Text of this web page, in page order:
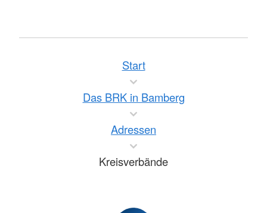
Start
Das BRK in Bamberg
Adressen
Kreisverbände